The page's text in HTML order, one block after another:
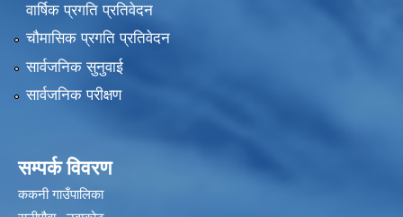
वार्षिक प्रगति प्रतिवेदन
चौमासिक प्रगति प्रतिवेदन
सार्वजनिक सुनुवाई
सार्वजनिक परीक्षण
सम्पर्क विवरण
ककनी गाउँपालिका